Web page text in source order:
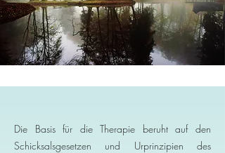
Die Basis für die Therapie beruht auf den
Schicksalsgesetzen und Urprinzipien des